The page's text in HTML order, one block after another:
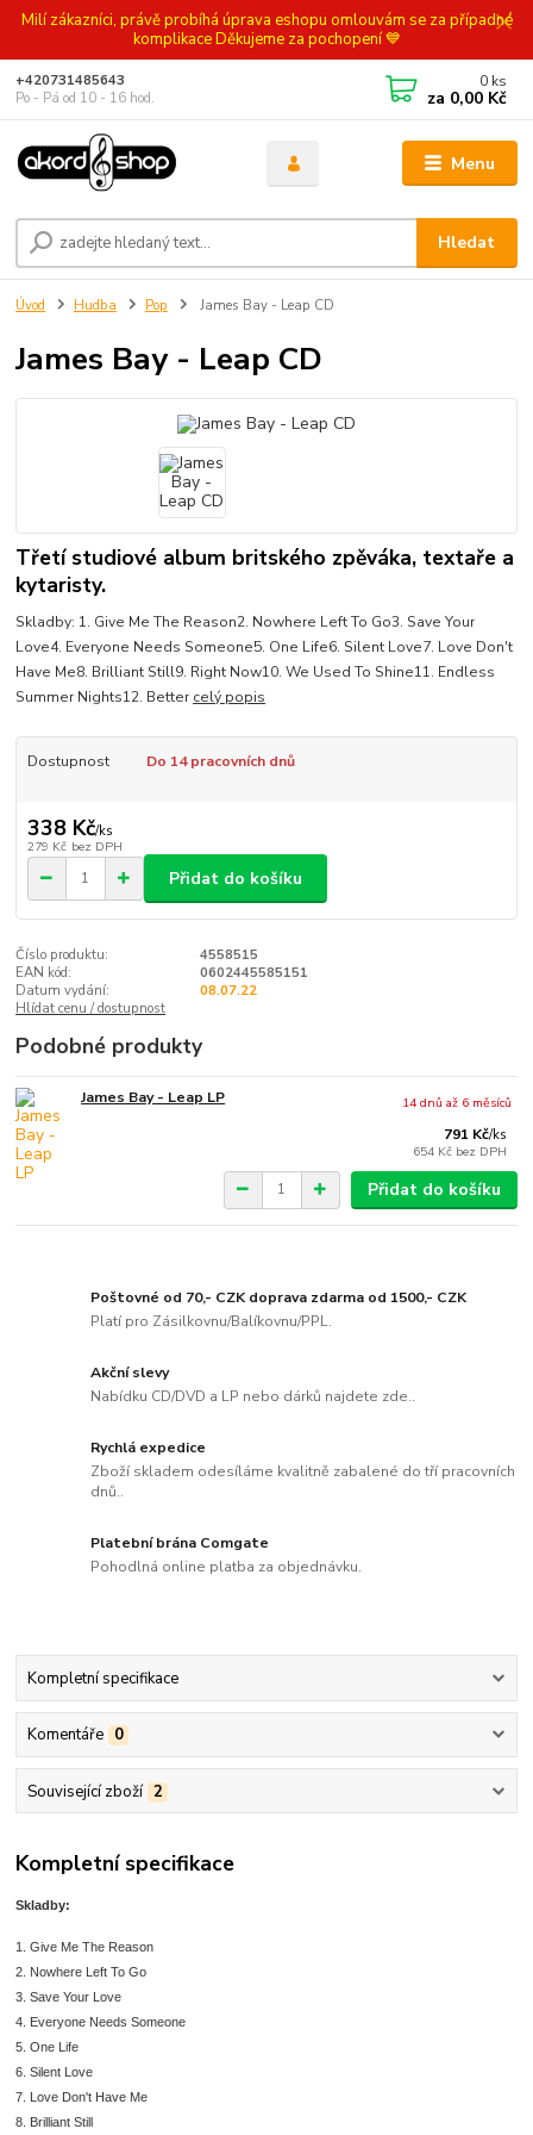
Milí zákazníci, právě probíhá úprava eshopu omlouvám se za případné
komplikace Děkujeme za pochopení 💙
Menu
Hledat
+420731485643
Po - Pá od 10 - 16 hod.
0 ks
za 0,00 Kč
Úvod Hudba Pop James Bay - Leap CD
James Bay - Leap CD
Třetí studiové album britského zpěváka, textaře a
kytaristy.
Skladby: 1. Give Me The Reason2. Nowhere Left To Go3. Save Your
Love4. Everyone Needs Someone5. One Life6. Silent Love7. Love Don't
Have Me8. Brilliant Still9. Right Now10. We Used To Shine11. Endless
Summer Nights12. Bettercelý popis
Dostupnost Do 14 pracovních dnů
338 Kč/ks
279 Kč bez DPH
Přidat do košíku
Číslo produktu:
4558515
EAN kód:
0602445585151
Datum vydání:
08.07.22
Hlídat cenu / dostupnost
Podobné produkty
James Bay - Leap LP
791 Kč/ks
654 Kč bez DPH
14 dnů až 6 měsíců
Přidat do košíku
Poštovné od 70,- CZK doprava zdarma od 1500,- CZK
Platí pro Zásilkovnu/Balíkovnu/PPL.
Akční slevy
Nabídku CD/DVD a LP nebo dárků najdete zde..
Rychlá expedice
Zboží skladem odesíláme kvalitně zabalené do tří pracovních
dnů..
Platební brána Comgate
Pohodlná online platba za objednávku.
Kompletní specifikace
Komentáře 0
Související zboží 2
Kompletní specifikace
Skladby:
1. Give Me The Reason
2. Nowhere Left To Go
3. Save Your Love
4. Everyone Needs Someone
5. One Life
6. Silent Love
7. Love Don't Have Me
8. Brilliant Still